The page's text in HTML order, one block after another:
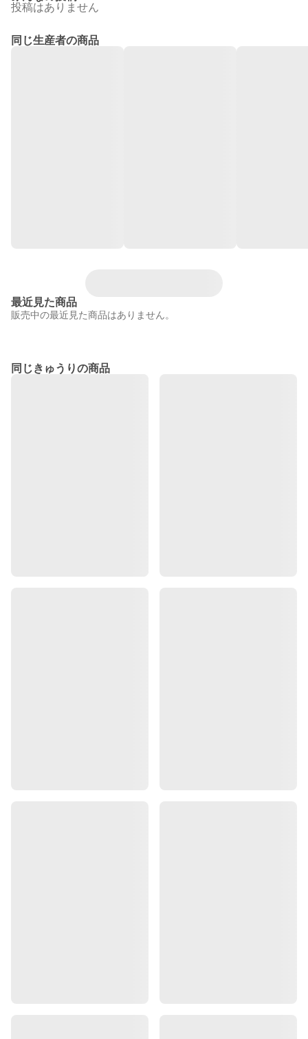
投稿はありません
同じ生産者の商品
最近見た商品
販売中の最近見た商品はありません。
同じきゅうりの商品